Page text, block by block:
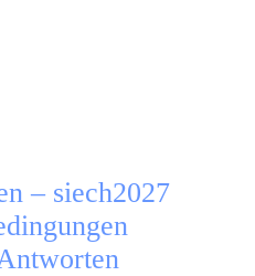
– siech2027